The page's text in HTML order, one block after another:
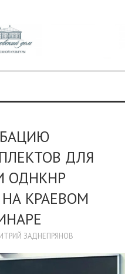
ДЛЯ
ОДНКНР
КРАЕВОМ
ЗАДНЕПРЯНОВ